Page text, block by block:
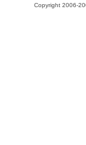
Copyright 2006-